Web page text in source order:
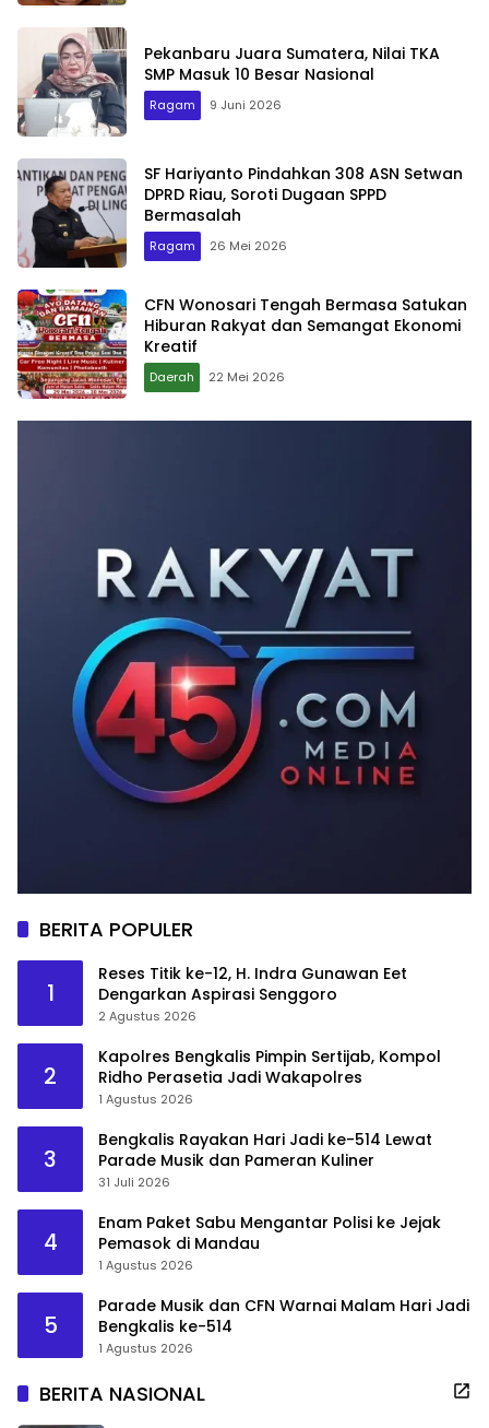
Pekanbaru Juara Sumatera, Nilai TKA
SMP Masuk 10 Besar Nasional
Ragam 9 Juni 2026
SF Hariyanto Pindahkan 308 ASN Setwan
DPRD Riau, Soroti Dugaan SPPD
Bermasalah
Ragam 26 Mei 2026
CFN Wonosari Tengah Bermasa Satukan
Hiburan Rakyat dan Semangat Ekonomi
Kreatif
Daerah 22 Mei 2026
BERITA POPULER
1
Reses Titik ke-12, H. Indra Gunawan Eet
Dengarkan Aspirasi Senggoro
2 Agustus 2026
2
Kapolres Bengkalis Pimpin Sertijab, Kompol
Ridho Perasetia Jadi Wakapolres
1 Agustus 2026
3
Bengkalis Rayakan Hari Jadi ke-514 Lewat
Parade Musik dan Pameran Kuliner
31 Juli 2026
4
Enam Paket Sabu Mengantar Polisi ke Jejak
Pemasok di Mandau
1 Agustus 2026
5
Parade Musik dan CFN Warnai Malam Hari Jadi
Bengkalis ke-514
1 Agustus 2026
BERITA NASIONAL